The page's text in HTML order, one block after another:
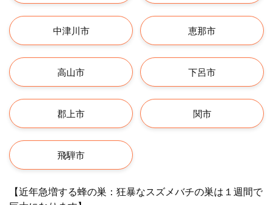
中津川市 恵那市
高山市 下呂市
郡上市 関市
飛騨市
【近年急増する蜂の巣：狂暴なスズメバチの巣は１週間で